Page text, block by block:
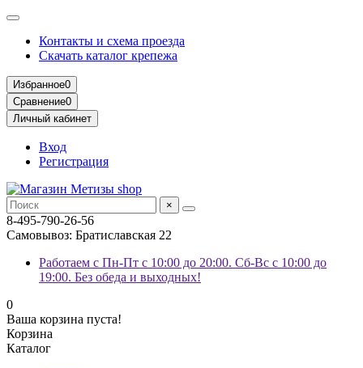
Контакты и схема проезда
Скачать каталог крепежа
Избранное0
Сравнение0
Личный кабинет
Вход
Регистрация
×
8-495-790-26-56
Самовывоз: Братиславская 22
Работаем с Пн-Пт с 10:00 до 20:00. Сб-Вс с 10:00 до
19:00. Без обеда и выходных!
0
Ваша корзина пуста!
Корзина
Каталог